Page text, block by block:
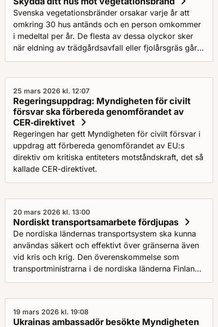
Svenska vegetationsbränder orsakar varje år att
omkring 30 hus antänds och en person omkommer
i medeltal per år. De flesta av dessa olyckor sker
när eldning av trädgårdsavfall eller fjolårsgräs går
snett.
25 mars 2026 kl. 12:07
Regeringsuppdrag: Myndigheten för civilt
försvar ska förbereda genomförandet av
CER‑direktivet
Regeringen har gett Myndigheten för civilt försvar i
uppdrag att förbereda genomförandet av EU:s
direktiv om kritiska entiteters motståndskraft, det så
kallade CER-direktivet.
20 mars 2026 kl. 13:00
Nordiskt transportsamarbete fördjupas
De nordiska ländernas transportsystem ska kunna
användas säkert och effektivt över gränserna även
vid kris och krig. Den överenskommelse som
transportministrarna i de nordiska länderna Finland,
Norge, Danmark, Sverige och Island gjorde i
transportsystem.
19 mars 2026 kl. 19:08
Ukrainas ambassadör besökte Myndigheten